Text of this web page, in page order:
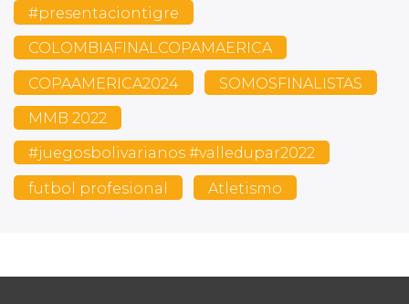
#presentaciontigre
COLOMBIAFINALCOPAMAERICA
COPAAMERICA2024 SOMOSFINALISTAS
MMB 2022
#juegosbolivarianos #valledupar2022
futbol profesional Atletismo